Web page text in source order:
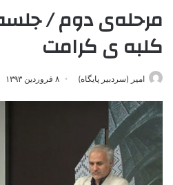
کلبه ی کرامت
امیر (سردبیر پایگاه) ۸ فروردین ۱۳۹۳